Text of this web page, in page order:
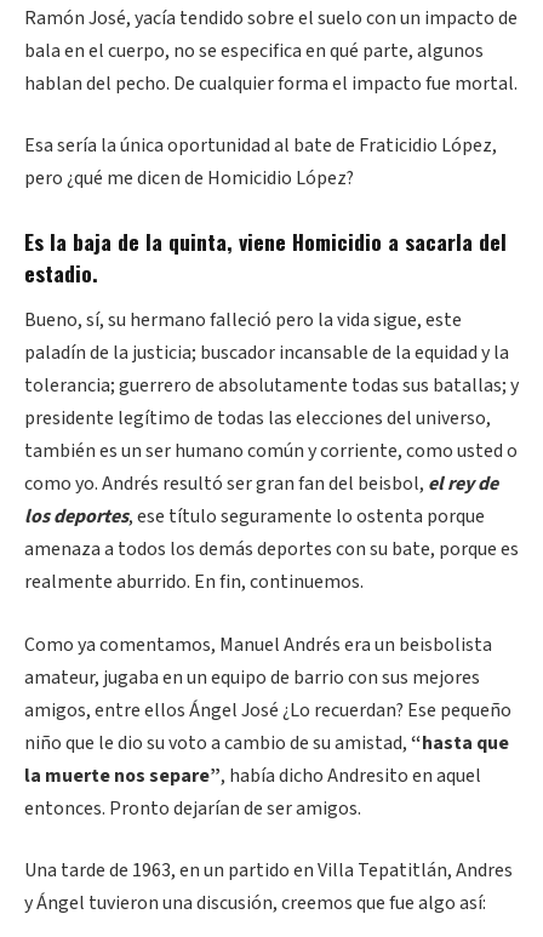
Ramón José, yacía tendido sobre el suelo con un impacto de
bala en el cuerpo, no se especifica en qué parte, algunos
hablan del pecho. De cualquier forma el impacto fue mortal.
Esa sería la única oportunidad al bate de Fraticidio López,
pero ¿qué me dicen de Homicidio López?
Es la baja de la quinta, viene Homicidio a sacarla del
estadio.
Bueno, sí, su hermano falleció pero la vida sigue, este
paladín de la justicia; buscador incansable de la equidad y la
tolerancia; guerrero de absolutamente todas sus batallas; y
presidente legítimo de todas las elecciones del universo,
también es un ser humano común y corriente, como usted o
como yo. Andrés resultó ser gran fan del beisbol, el rey de
los deportes, ese título seguramente lo ostenta porque
amenaza a todos los demás deportes con su bate, porque es
realmente aburrido. En fin, continuemos.
Como ya comentamos, Manuel Andrés era un beisbolista
amateur, jugaba en un equipo de barrio con sus mejores
amigos, entre ellos Ángel José ¿Lo recuerdan? Ese pequeño
niño que le dio su voto a cambio de su amistad, “hasta que
la muerte nos separe”, había dicho Andresito en aquel
entonces. Pronto dejarían de ser amigos.
Una tarde de 1963, en un partido en Villa Tepatitlán, Andres
y Ángel tuvieron una discusión, creemos que fue algo así: